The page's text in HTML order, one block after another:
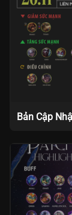
Bản Cập